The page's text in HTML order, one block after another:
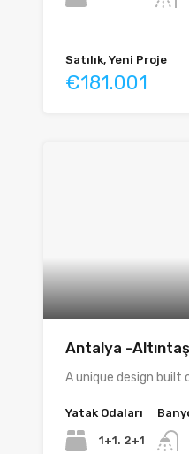
Satılık, Yeni Proje
€181.001
Antalya -
A unique design built
Yatak Odaları
1+1. 2+1